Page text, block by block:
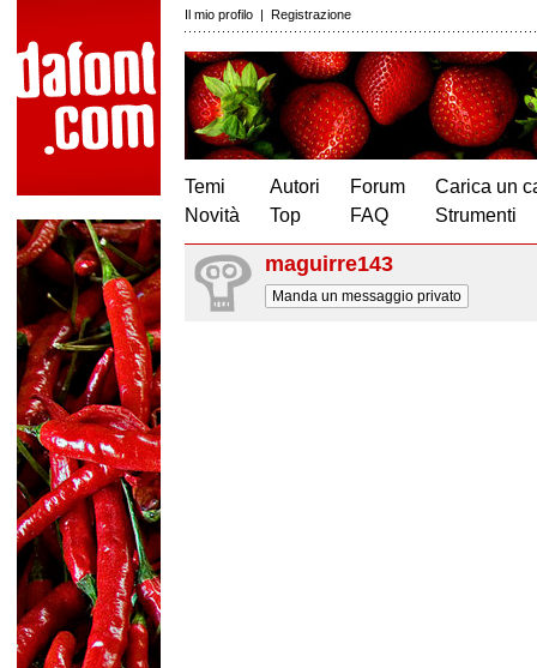
Il mio profilo | Registrazione
Temi
Novità
Autori
Top
Forum
FAQ
Carica un
Strumenti
maguirre143
Manda un messaggio privato